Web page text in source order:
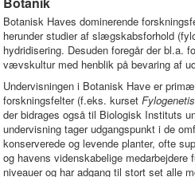
Botanisk Haves dominerende
herunder studier af slægskabsforhold
hydridisering. Desuden foregår der bl.a.
vævskultur med henblik på bevaring af
Undervisningen i Botanisk Have er
forskningsfelter (f.eks. kurset
der bidrages også til Biologisk Instituts
undervisning tager udgangspunkt i de
konserverede og levende planter, ofte
og havens videnskabelige medarbejdere
niveauer og har adgang til stort set alle